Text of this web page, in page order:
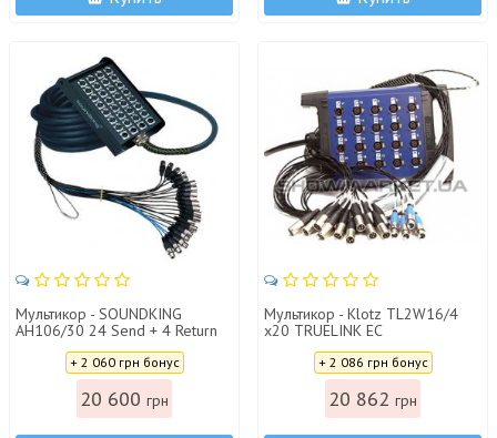
Мультикор - SOUNDKING
AH106/30 24 Send + 4 Return
+ 2 060 грн бонус
20 600 грн
Мультикор - Klotz TL2W16/4
x20 TRUELINK EC
+ 2 086 грн бонус
20 862 грн